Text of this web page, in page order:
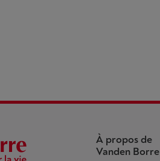
À propos de
Vanden Borre